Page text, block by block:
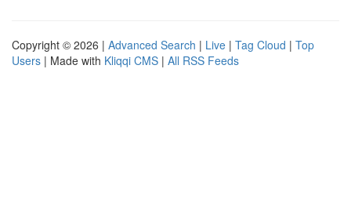
Copyright © 2026 | Advanced Search | Live | Tag Cloud | Top
Users | Made with Kliqqi CMS | All RSS Feeds